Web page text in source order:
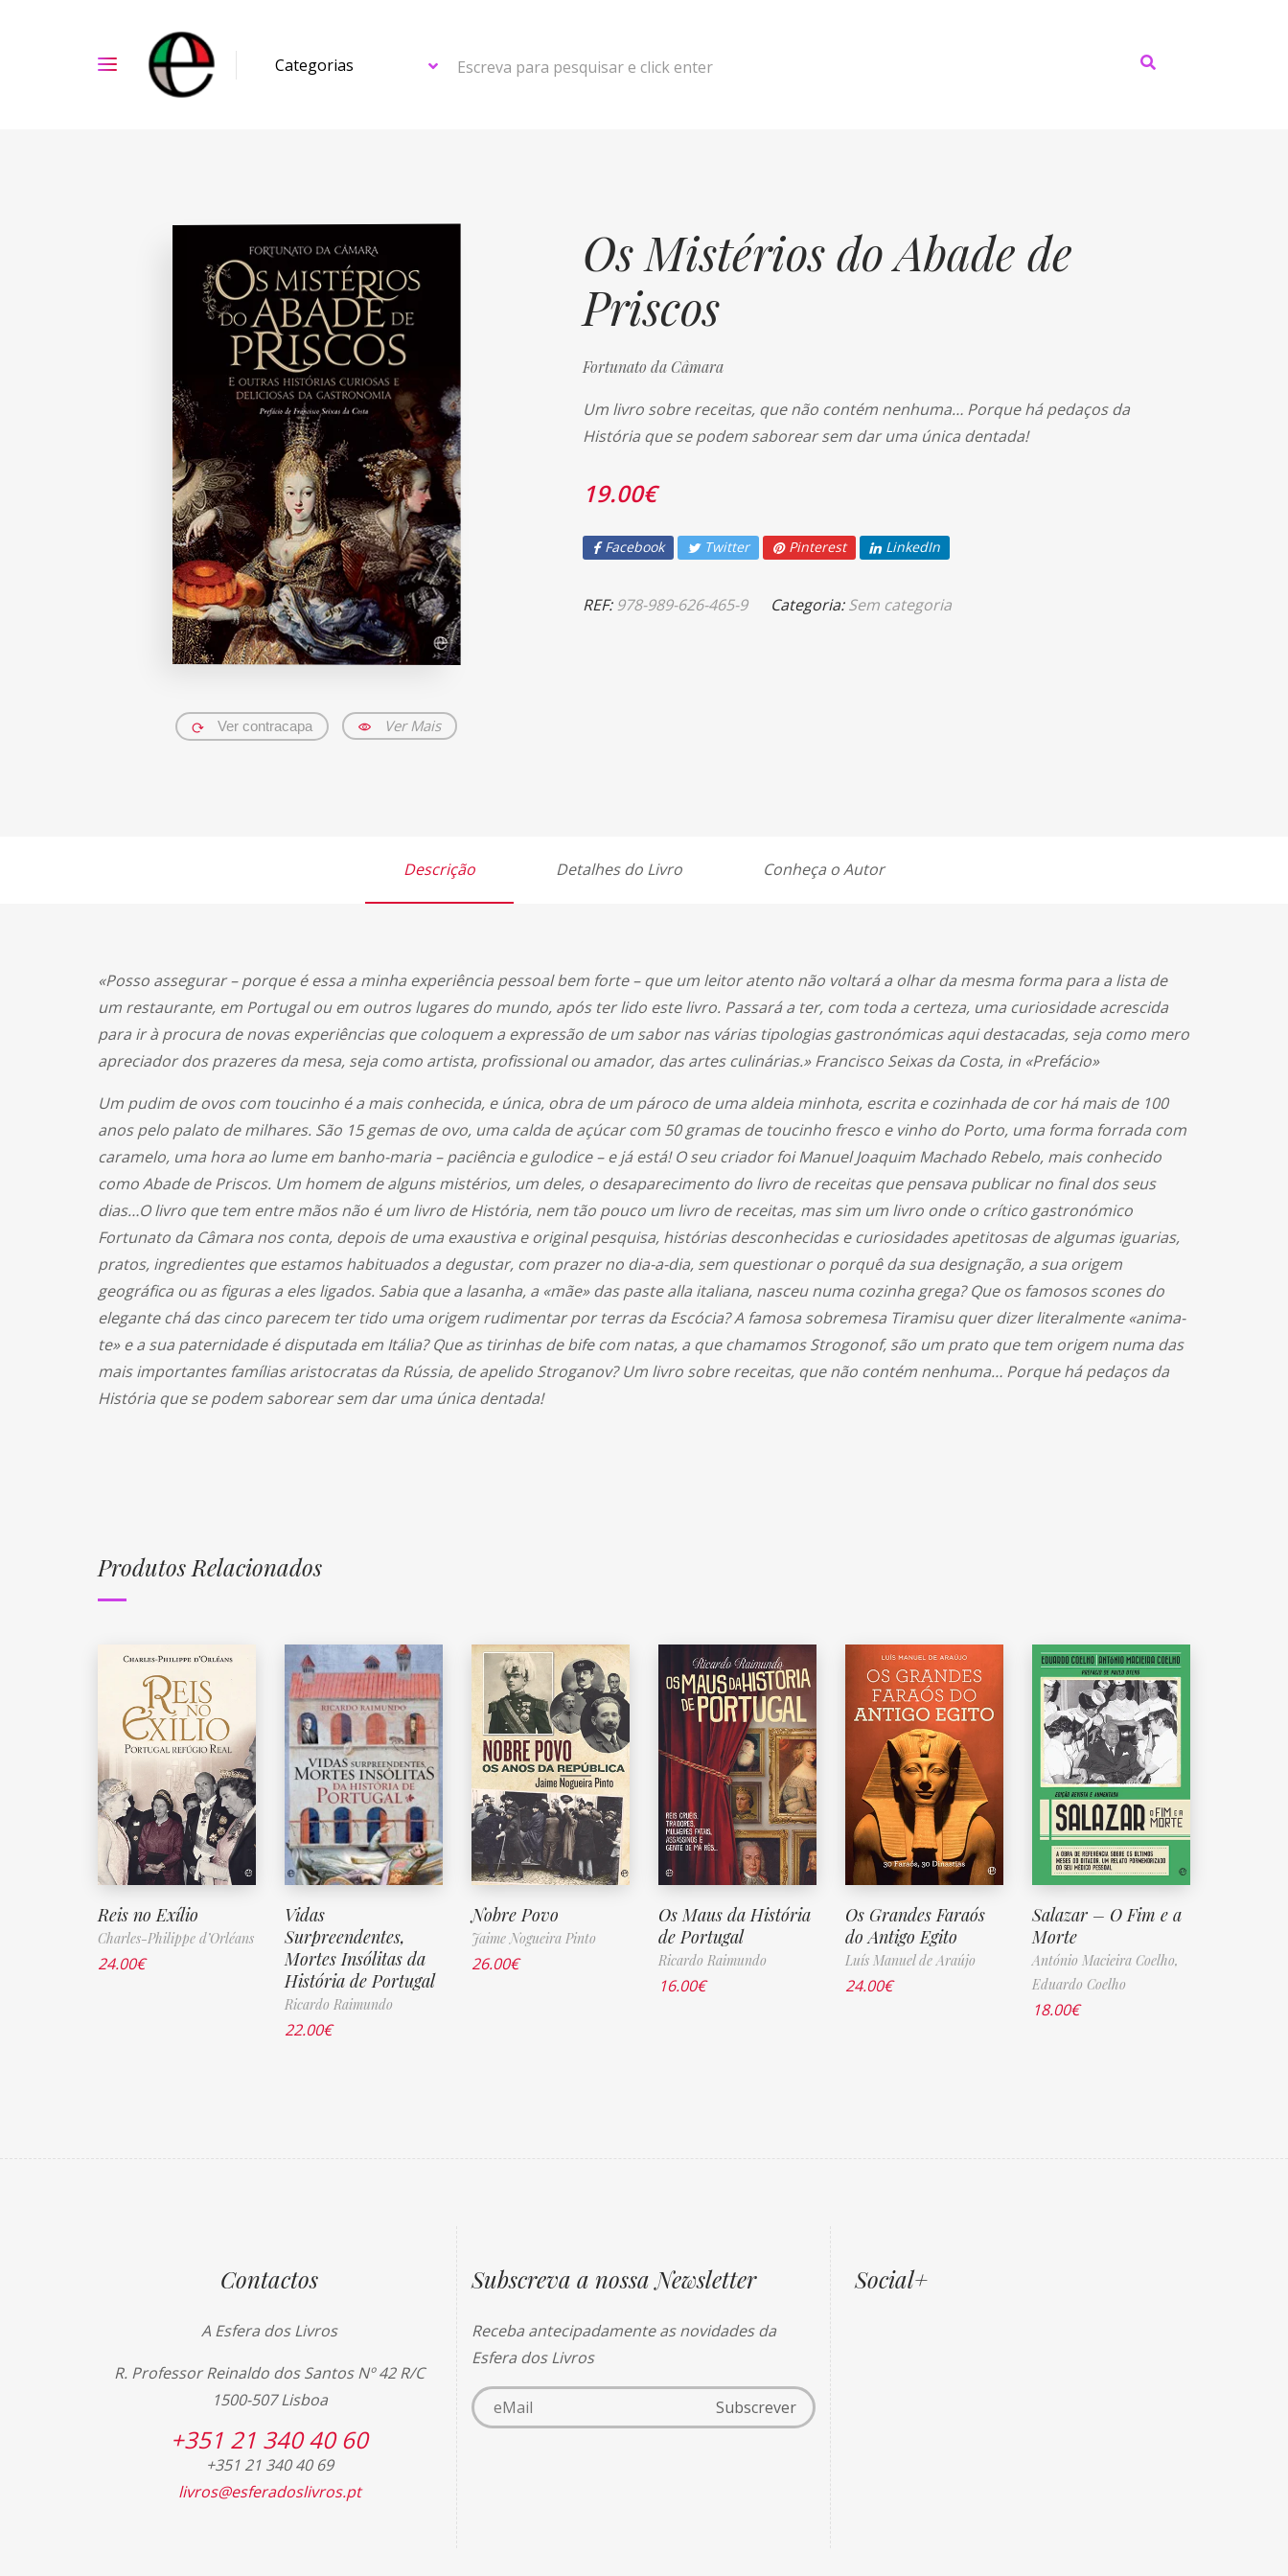
Escreva para pesquisar e click enter
Ver contracapa Ver Mais
Os Mistérios do Abade de
Priscos
Fortunato da Câmara
Um livro sobre receitas, que não contém nenhuma… Porque há pedaços da
História que se podem saborear sem dar uma única dentada!
19.00€
Facebook Twitter Pinterest LinkedIn
REF:978-989-626-465-9 Categoria:Sem categoria
Descrição Detalhes do Livro Conheça o Autor
«Posso assegurar – porque é essa a minha experiência pessoal bem forte – que um leitor atento não voltará a olhar da mesma forma para a lista de
um restaurante, em Portugal ou em outros lugares do mundo, após ter lido este livro. Passará a ter, com toda a certeza, uma curiosidade acrescida
para ir à procura de novas experiências que coloquem a expressão de um sabor nas várias tipologias gastronómicas aqui destacadas, seja como mero
apreciador dos prazeres da mesa, seja como artista, profissional ou amador, das artes culinárias.» Francisco Seixas da Costa, in «Prefácio»
Um pudim de ovos com toucinho é a mais conhecida, e única, obra de um pároco de uma aldeia minhota, escrita e cozinhada de cor há mais de 100
anos pelo palato de milhares. São 15 gemas de ovo, uma calda de açúcar com 50 gramas de toucinho fresco e vinho do Porto, uma forma forrada com
caramelo, uma hora ao lume em banho-maria – paciência e gulodice – e já está! O seu criador foi Manuel Joaquim Machado Rebelo, mais conhecido
como Abade de Priscos. Um homem de alguns mistérios, um deles, o desaparecimento do livro de receitas que pensava publicar no final dos seus
dias…O livro que tem entre mãos não é um livro de História, nem tão pouco um livro de receitas, mas sim um livro onde o crítico gastronómico
Fortunato da Câmara nos conta, depois de uma exaustiva e original pesquisa, histórias desconhecidas e curiosidades apetitosas de algumas iguarias,
pratos, ingredientes que estamos habituados a degustar, com prazer no dia-a-dia, sem questionar o porquê da sua designação, a sua origem
geográfica ou as figuras a eles ligados. Sabia que a lasanha, a «mãe» das paste alla italiana, nasceu numa cozinha grega? Que os famosos scones do
elegante chá das cinco parecem ter tido uma origem rudimentar por terras da Escócia? A famosa sobremesa Tiramisu quer dizer literalmente «anima-
te» e a sua paternidade é disputada em Itália? Que as tirinhas de bife com natas, a que chamamos Strogonof, são um prato que tem origem numa das
mais importantes famílias aristocratas da Rússia, de apelido Stroganov? Um livro sobre receitas, que não contém nenhuma… Porque há pedaços da
História que se podem saborear sem dar uma única dentada!
Produtos Relacionados
Reis no Exílio
Charles-Philippe d’Orléans
24.00€
Vidas
Surpreendentes,
Mortes Insólitas da
História de Portugal
Ricardo Raimundo
22.00€
Nobre Povo
Jaime Nogueira Pinto
26.00€
Os Maus da História
de Portugal
Ricardo Raimundo
16.00€
Os Grandes Faraós
do Antigo Egito
Luís Manuel de Araújo
24.00€
Salazar – O Fim e a
Morte
António Macieira Coelho,
Eduardo Coelho
18.00€
Contactos
A Esfera dos Livros
R. Professor Reinaldo dos Santos Nº 42 R/C
1500-507 Lisboa
+351 21 340 40 60
+351 21 340 40 69
livros@esferadoslivros.pt
Subscreva a nossa Newsletter
Receba antecipadamente as novidades da
Esfera dos Livros
Social+